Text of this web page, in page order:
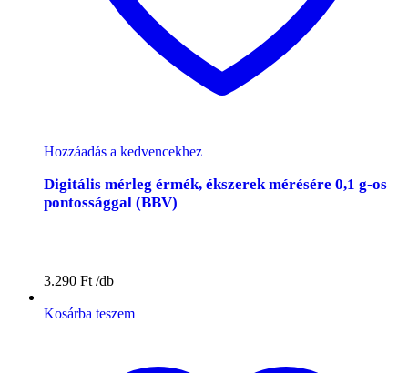
Hozzáadás a kedvencekhez
Digitális mérleg érmék, ékszerek mérésére 0,1 g-os
pontossággal (BBV)
3.290 Ft
Kosárba teszem